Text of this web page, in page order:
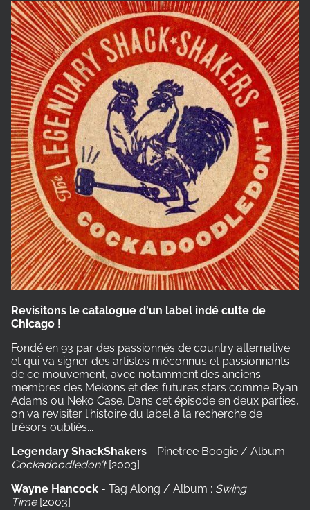
Revisitons le catalogue d'un label indé culte de
Chicago !
Fondé en 93 par des passionnés de country alternative
et qui va signer des artistes méconnus et passionnants
de ce mouvement, avec notamment des anciens
membres des Mekons et des futures stars comme Ryan
Adams ou Neko Case. Dans cet épisode en deux parties,
on va revisiter l'histoire du label à la recherche de
trésors oubliés...
Legendary ShackShakers - Pinetree Boogie / Album :
Cockadoodledon't[2003]
Wayne Hancock - Tag Along / Album : Swing
Time [2003]